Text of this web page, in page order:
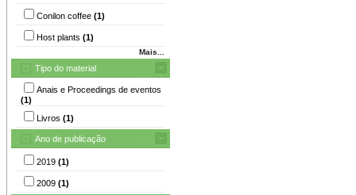
Conilon coffee (1)
Host plants (1)
Mais...
Tipo do material
Anais e Proceedings de eventos
(1)
Livros (1)
Ano de publicação
2019 (1)
2009 (1)